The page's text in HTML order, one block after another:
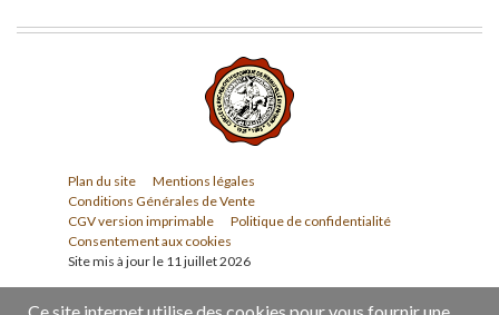
Plan du site
Mentions légales
Conditions Générales de Vente
CGV version imprimable
Politique de confidentialité
Consentement aux cookies
Site mis à jour le 11 juillet 2026